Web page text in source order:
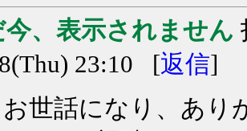
今、表示されません
23:10 [返信]
世話になり、あり